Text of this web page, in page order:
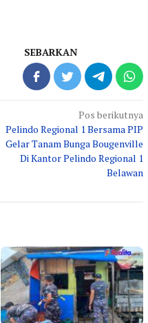
SEBARKAN
Pos berikutnya
Pelindo Regional 1 Bersama PIP
Gelar Tanam Bunga Bougenville
Di Kantor Pelindo Regional 1
Belawan